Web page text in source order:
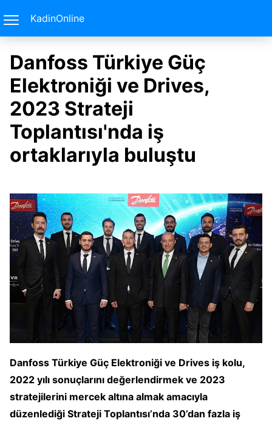
KadinOnline
Danfoss Türkiye Güç
Elektroniği ve Drives,
2023 Strateji
Toplantısı'nda iş
ortaklarıyla buluştu
Danfoss Türkiye Güç Elektroniği ve Drives iş kolu,
2022 yılı sonuçlarını değerlendirmek ve 2023
stratejilerini mercek altına almak amacıyla
düzenlediği Strateji Toplantısı’nda 30’dan fazla iş